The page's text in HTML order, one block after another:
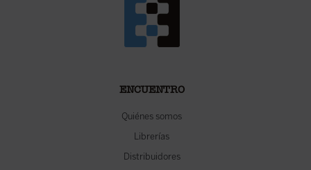
ENCUENTRO
Quiénes somos
Librerías
Distribuidores